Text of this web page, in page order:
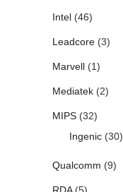
Intel(46)
Leadcore(3)
Marvell(1)
Mediatek(2)
MIPS(32)
Ingenic(30)
Qualcomm (9)